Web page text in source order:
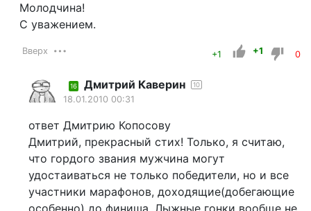
Молодчина!
С уважением.
Вверх +1 +1 0
16 Дмитрий Каверин 10
18.01.2010 00:31
ответ Дмитрию Копосову
Дмитрий, прекрасный стих! Только, я считаю,
что гордого звания мужчина могут
удостаиваться не только победители, но и все
участники марафонов, доходящие(добегающие